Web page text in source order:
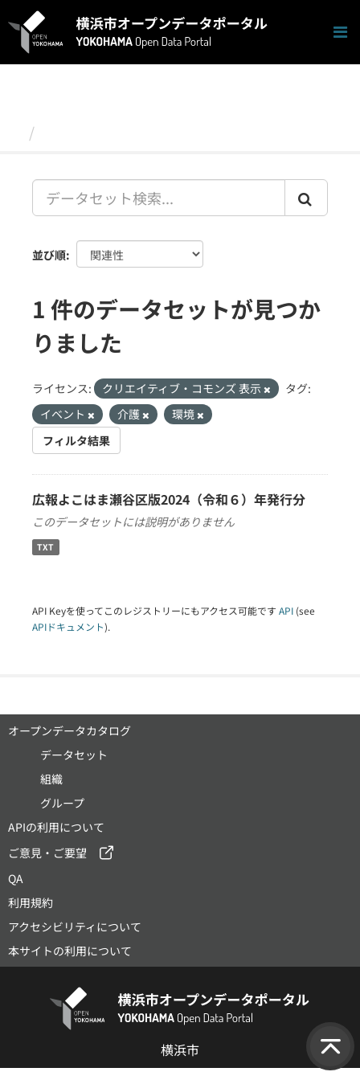
キ
並び順
1 件のデータセットが見つか
りました
ライセンス: クリエイティブ・コモンズ 表示
タグ:
イベント
介護
環境
フィルタ結果
広報よこはま瀬谷区版2024（令和６）年発行分
このデータセットには説明がありません
TXT
API Keyを使ってこのレジストリーにもアクセス可能です API (see
APIドキュメント).
オープンデータカタログ
データセット
組織
グループ
APIの利用について
ご意見・ご要望
QA
利用規約
アクセシビリティについて
本サイトの利用について
横浜市